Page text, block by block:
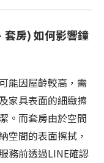
套房) 如何影響鐘
能因屋齡較高，需
家具表面的細緻擦
。而套房由於空間
空間的表面擦拭，
務前透過LINE確認